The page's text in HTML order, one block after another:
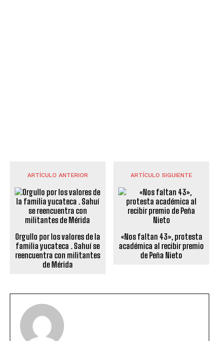
ARTÍCULO ANTERIOR
Orgullo por los valores de la
familia yucateca . Sahuí se
reencuentra con militantes
de Mérida
ARTÍCULO SIGUIENTE
«Nos faltan 43», protesta
académica al recibir premio
de Peña Nieto